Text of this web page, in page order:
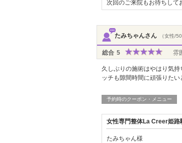
次回のご来院もお待ちし
たみちゃんさん （女性/
総合 5 雰
久しぶりの施術はやはり気
ッチも隙間時間に頑張りたい
予約時のクーポン・メニュー
女性専門整体La Creer姫路
たみちゃん様